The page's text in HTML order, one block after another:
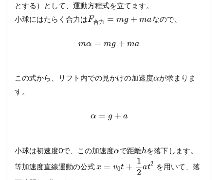
とする）として、運動方程式を立てます。
小球にはたらく合力はF合力 = mg + maなので、
mα = mg + ma
この式から、リフト内での見かけの加速度αが求まりま
す。
α = g + a
小球は初速度0で、この加速度αで距離hを落下します。
等加速度直線運動の公式x = v0t +
1
2
at2 を用いて、落